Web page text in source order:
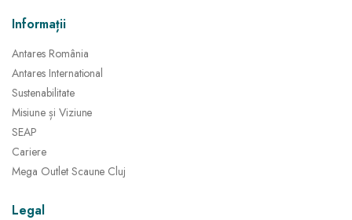
Informații
Antares România
Antares International
Sustenabilitate
Misiune și Viziune
SEAP
Cariere
Mega Outlet Scaune Cluj
Legal